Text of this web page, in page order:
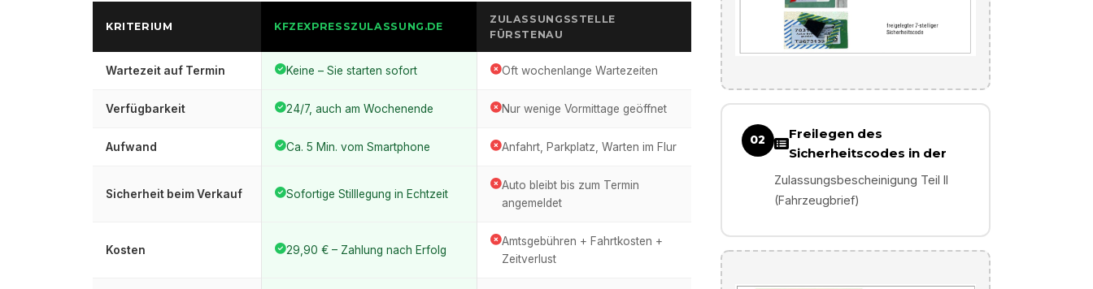
KRITERIUM KFZEXPRESSZULASSUNG.DE
ZULASSUNGSSTELLE
FÜRSTENAU
Wartezeit auf Termin Keine – Sie starten sofort Oft wochenlange Wartezeiten
Verfügbarkeit 24/7, auch am Wochenende Nur wenige Vormittage geöffnet
Aufwand Ca. 5 Min. vom Smartphone Anfahrt, Parkplatz, Warten im Flur
Sicherheit beim Verkauf Sofortige Stilllegung in Echtzeit
Auto bleibt bis zum Termin
angemeldet
Kosten 29,90 € – Zahlung nach Erfolg
Amtsgebühren + Fahrtkosten +
Zeitverlust
02
Freilegen des
Sicherheitscodes in der
Zulassungsbescheinigung Teil II
(Fahrzeugbrief)